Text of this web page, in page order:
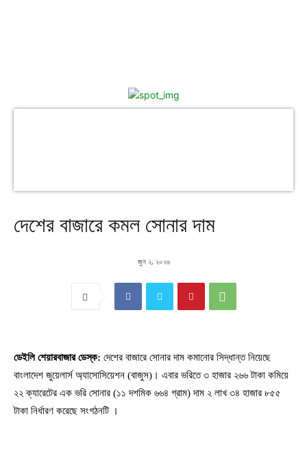
দেশের বাজারে কমল সোনার দাম
জুন ২, ২০২৬
ডেইলি শেয়ারবাজার ডেস্ক: দেশের বাজারে সোনার দাম কমানোর সিদ্ধান্ত নিয়েছে
বাংলাদেশ জুয়েলার্স অ্যাসোসিয়েশন (বাজুস)। এবার ভরিতে ৩ হাজার ২৬৬ টাকা কমিয়ে
২২ ক্যারেটের এক ভরি সোনার (১১ দশমিক ৬৬৪ গ্রাম) দাম ২ লাখ ৩৪ হাজার ৮৫৫
টাকা নির্ধারণ করেছে সংগঠনটি ।